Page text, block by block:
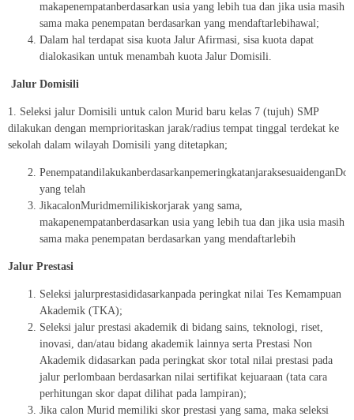
makapenempatanberdasarkan usia yang lebih tua dan jika usia masih
sama maka penempatan berdasarkan yang mendaftarlebihawal;
Dalam hal terdapat sisa kuota Jalur Afirmasi, sisa kuota dapat
dialokasikan untuk menambah kuota Jalur Domisili.
Jalur Domisili
1. Seleksi jalur Domisili untuk calon Murid baru kelas 7 (tujuh) SMP
dilakukan dengan memprioritaskan jarak/radius tempat tinggal terdekat ke
sekolah dalam wilayah Domisili yang ditetapkan;
yang telah
JikacalonMuridmemilikiskorjarak yang sama,
makapenempatanberdasarkan usia yang lebih tua dan jika usia masih
sama maka penempatan berdasarkan yang mendaftarlebih
Jalur Prestasi
Seleksi jalurprestasididasarkanpada peringkat nilai Tes Kemampuan
Akademik (TKA);
Seleksi jalur prestasi akademik di bidang sains, teknologi, riset,
inovasi, dan/atau bidang akademik lainnya serta Prestasi Non
Akademik didasarkan pada peringkat skor total nilai prestasi pada
jalur perlombaan berdasarkan nilai sertifikat kejuaraan (tata cara
perhitungan skor dapat dilihat pada lampiran);
Jika calon Murid memiliki skor prestasi yang sama, maka seleksi